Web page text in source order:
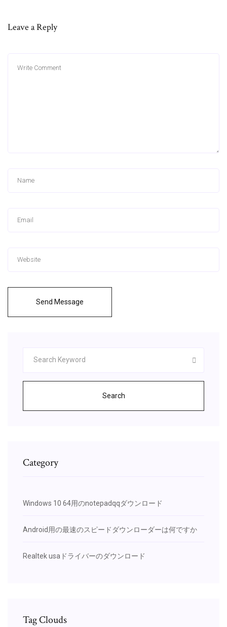
Leave a Reply
Send Message
Search
Category
Windows 10 64用のnotepadqqダウンロード
Android用の最速のスピードダウンローダーは何ですか
Realtek usaドライバーのダウンロード
Tag Clouds